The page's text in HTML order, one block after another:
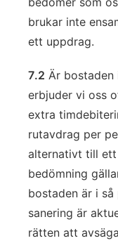
brukar inte
ett uppdrag.
7.2 Är bostaden
erbjuder vi oss
extra
rutavdrag per
alternativt till
bedömning
bostaden är i
sanering är
rätten att